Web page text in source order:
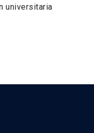
universitaria